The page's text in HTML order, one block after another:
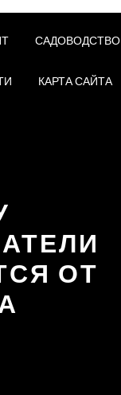
САДОВОДСТВО
КАРТА САЙТА
ОТ